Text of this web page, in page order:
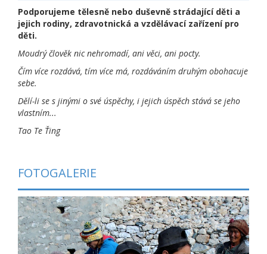
Podporujeme tělesně nebo duševně strádající děti a
jejich rodiny, zdravotnická a vzdělávací zařízení pro
děti.
Moudrý člověk nic nehromadí, ani věci, ani pocty.
Čím více rozdává, tím více má, rozdáváním druhým obohacuje
sebe.
Dělí-li se s jinými o své úspěchy, i jejich úspěch stává se jeho
vlastním...
Tao Te Ťing
FOTOGALERIE